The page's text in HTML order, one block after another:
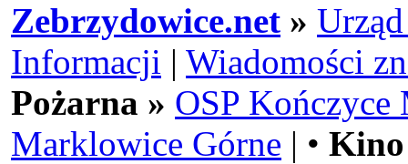
Zebrzydowice.net »
Informacji | Wiadomości
Pożarna » OSP Kończyce
Marklowice Górne | •